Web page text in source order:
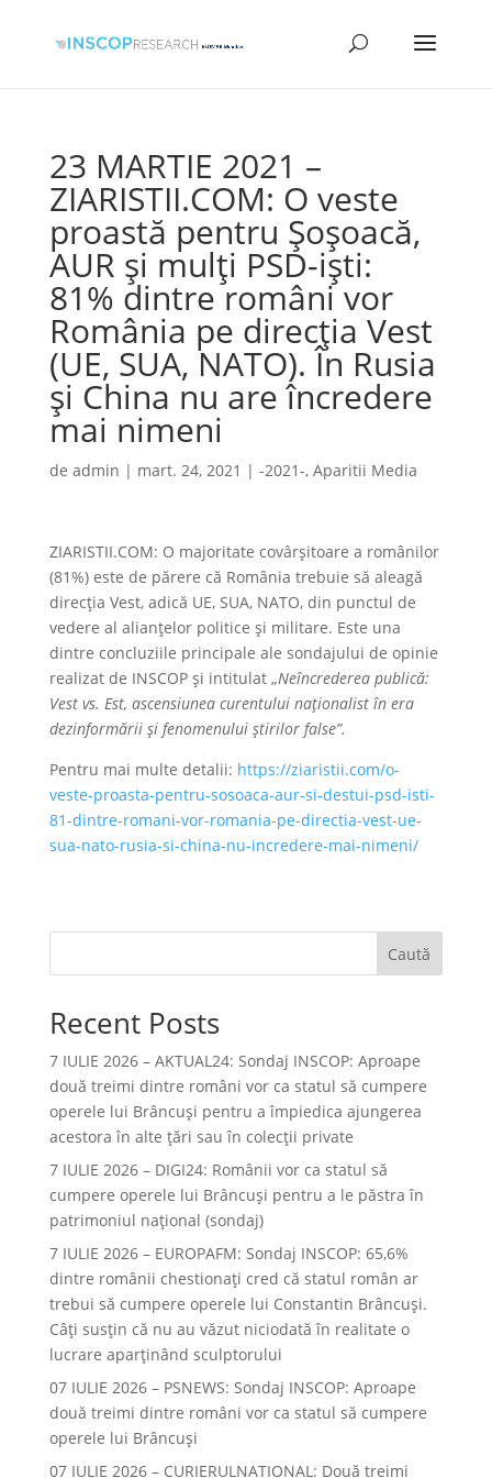
23 MARTIE 2021 –
ZIARISTII.COM: O veste
proastă pentru Șoșoacă,
AUR și mulți PSD-iști:
81% dintre români vor
România pe direcția Vest
(UE, SUA, NATO). În Rusia
și China nu are încredere
mai nimeni
de admin | mart. 24, 2021 | -2021-, Aparitii Media
ZIARISTII.COM: O majoritate covârșitoare a românilor
(81%) este de părere că România trebuie să aleagă
direcția Vest, adică UE, SUA, NATO, din punctul de
vedere al alianțelor politice și militare. Este una
dintre concluziile principale ale sondajului de opinie
realizat de INSCOP și intitulat „Neîncrederea publică:
Vest vs. Est, ascensiunea curentului naționalist în era
dezinformării și fenomenului știrilor false”.
Pentru mai multe detalii: https://ziaristii.com/o-
veste-proasta-pentru-sosoaca-aur-si-destui-psd-isti-
81-dintre-romani-vor-romania-pe-directia-vest-ue-
sua-nato-rusia-si-china-nu-incredere-mai-nimeni/
Caută
Recent Posts
7 IULIE 2026 – AKTUAL24: Sondaj INSCOP: Aproape
două treimi dintre români vor ca statul să cumpere
operele lui Brâncuşi pentru a împiedica ajungerea
acestora în alte ţări sau în colecţii private
7 IULIE 2026 – DIGI24: Românii vor ca statul să
cumpere operele lui Brâncuși pentru a le păstra în
patrimoniul național (sondaj)
7 IULIE 2026 – EUROPAFM: Sondaj INSCOP: 65,6%
dintre românii chestionați cred că statul român ar
trebui să cumpere operele lui Constantin Brâncuși.
Câți susțin că nu au văzut niciodată în realitate o
lucrare aparținând sculptorului
07 IULIE 2026 – PSNEWS: Sondaj INSCOP: Aproape
două treimi dintre români vor ca statul să cumpere
operele lui Brâncuși
07 IULIE 2026 – CURIERULNATIONAL: Două treimi